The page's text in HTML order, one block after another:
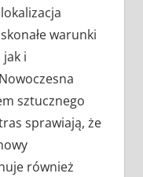
warunki
i
sztucznego
sprawiają, że
również